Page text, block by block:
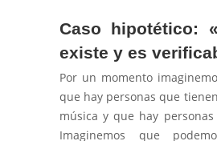
Caso hipotético:
existe y es
Por un momento
que hay personas que
música y que hay
Imaginemos que